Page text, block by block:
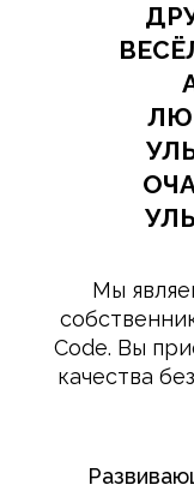
Мы
Code. Вы
качества